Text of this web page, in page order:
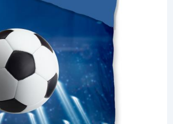
Ledikant